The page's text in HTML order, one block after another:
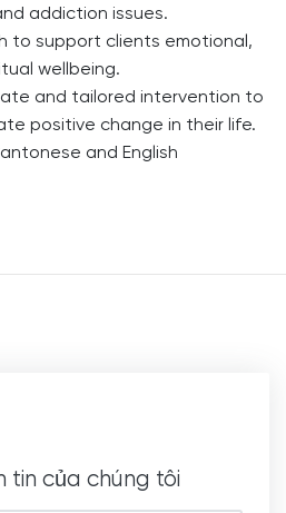
addiction issues.
to support clients emotional,
wellbeing.
and tailored intervention to
positive change in their life.
and English
tin của chúng tôi